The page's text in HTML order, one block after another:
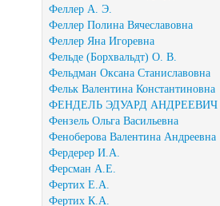
Феллер А. Э.
Феллер Полина Вячеславовна
Феллер Яна Игоревна
Фельде (Борхвальдт) О. В.
Фельдман Оксана Станиславовна
Фельк Валентина Константиновна
ФЕНДЕЛЬ ЭДУАРД АНДРЕЕВИЧ
Фензель Ольга Васильевна
Феноберова Валентина Андреевна
Фердерер И.А.
Ферсман А.Е.
Фертих Е.А.
Фертих К.А.